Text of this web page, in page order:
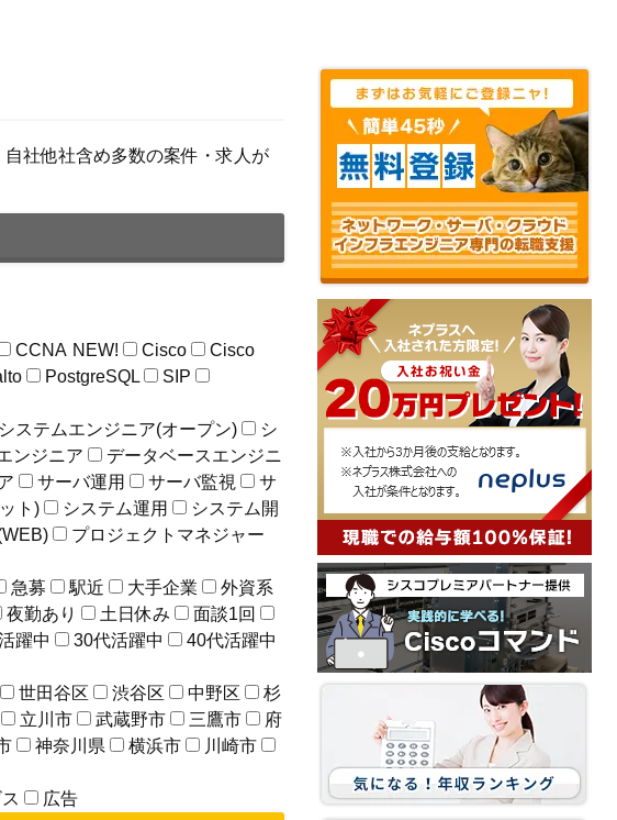
社他社含め多数の案件・求人が
CCNA NEW! Cisco
Cisco
PostgreSQL
SIP
システムエンジニア(オープン)
シ
ンジニア
データベースエンジニ
サーバ運用 サーバ監視
サ
ト) システム運用
システム開
プロジェクトマネジャー
急募 駅近 大手企業
外資系
夜勤あり 土日休み
面談1回
躍中 30代活躍中
40代活躍中
世田谷区 渋谷区 中野区
杉
立川市 武蔵野市 三鷹市
府
神奈川県 横浜市
川崎市
広告